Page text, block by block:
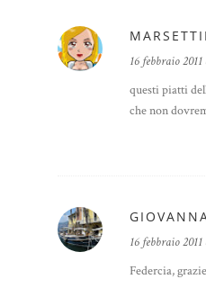
16 febbraio 2011
questi piatti
che non
16 febbraio
Federcia,